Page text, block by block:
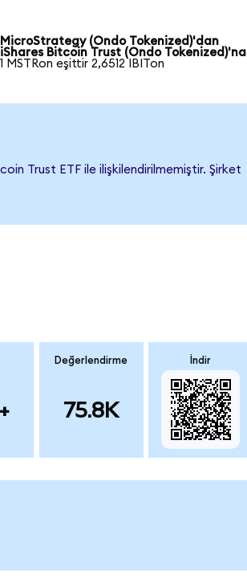
MicroStrategy (Ondo Tokenized)'dan
iShares Bitcoin Trust (Ondo Tokenized)'na
1 MSTRon eşittir 2,6512 IBITon
Trust ETF ile ilişkilendirilmemiştir. Şirket
Değerlendirme
75.8K
İndir